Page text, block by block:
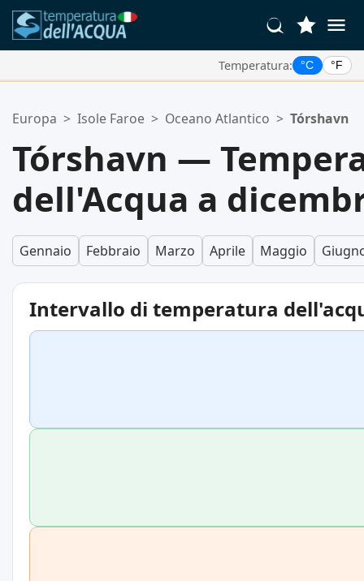
Temperatura: °C °F
La tua lista dei preferiti è vuota.
Europa > Isole Faroe > Oceano Atlantico > Tórshavn
Tórshavn —
dell'Acqua a
Gennaio Febbraio Marzo Aprile Maggio
Intervallo di temperatura